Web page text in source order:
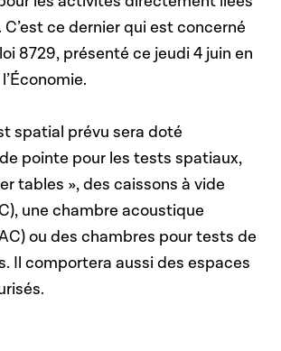
ce dernier qui est concerné
8729, présenté ce jeudi 4 juin en
spatial prévu sera doté
pointe pour les tests spatiaux,
tables », des caissons à vide
une chambre acoustique
ou des chambres pour tests de
Il comportera aussi des espaces